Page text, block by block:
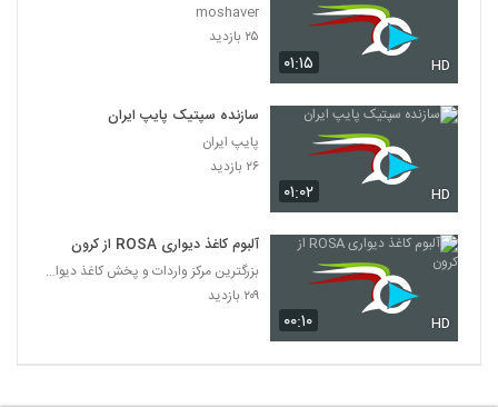
۰۱:۱۵ HD
moshaver
۲۵ بازدید
۰۱:۰۲ HD
سازنده سپتیک پایپ ایران
پایپ ایران
۲۶ بازدید
۰۰:۱۰ HD
آلبوم کاغذ دیواری ROSA از کرون
بزرگترین مرکز واردات و پخش کاغذ دیواری
۲۰۹ بازدید